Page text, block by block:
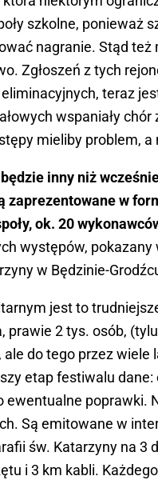
szkolne, ponieważ
nagranie. Stąd
Zgłoszeń z tych
teraz
wspaniały
mieliby problem, a
inny niż
zaprezentowane w
ok. 20
występów,
w Będzinie-
jest to
prawie 2 tys. osób,
do tego przez wiele
etap festiwalu
ewentualne poprawki.
Są emitowane w
św. Katarzyny na 3
i 3 km kabli.